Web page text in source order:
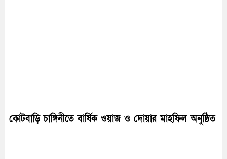
কোটবাড়ি চাঙ্গিনীতে বার্ষিক ওয়াজ ও দোয়ার মাহফিল অনুষ্ঠিত